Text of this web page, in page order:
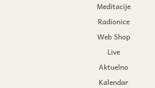
Meditacije
Radionice
Web Shop
Live
Aktuelno
Kalendar